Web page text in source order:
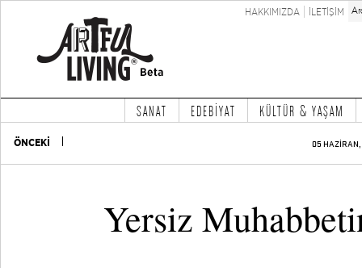
HAKKIMIZDA İLETİŞİM
SANAT EDEBİYAT KÜLTÜR & YAŞAM
ÖNCEKİ 05
Yersiz